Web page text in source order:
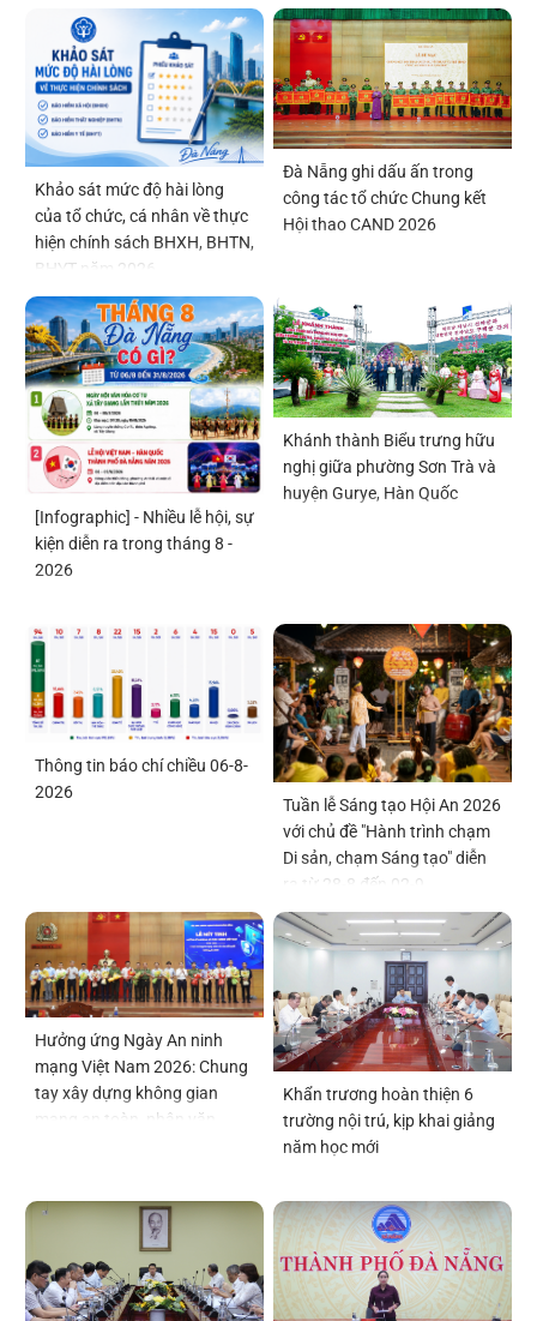
Khảo sát mức độ hài lòng
của tổ chức, cá nhân về thực
hiện chính sách BHXH, BHTN,
BHYT năm 2026
Đà Nẵng ghi dấu ấn trong
công tác tổ chức Chung kết
Hội thao CAND 2026
[Infographic] - Nhiều lễ hội, sự
kiện diễn ra trong tháng 8 -
2026
Khánh thành Biểu trưng hữu
nghị giữa phường Sơn Trà và
huyện Gurye, Hàn Quốc
Thông tin báo chí chiều 06-8-
2026
Tuần lễ Sáng tạo Hội An 2026
với chủ đề "Hành trình chạm
Di sản, chạm Sáng tạo" diễn
ra từ 28-8 đến 02-9
Hưởng ứng Ngày An ninh
mạng Việt Nam 2026: Chung
tay xây dựng không gian
mạng an toàn, nhân văn
Khẩn trương hoàn thiện 6
trường nội trú, kịp khai giảng
năm học mới